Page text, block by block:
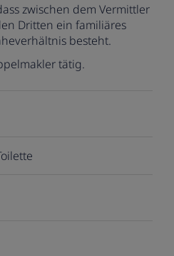
zwischen dem Vermittler
Dritten ein familiäres
besteht.
tätig.